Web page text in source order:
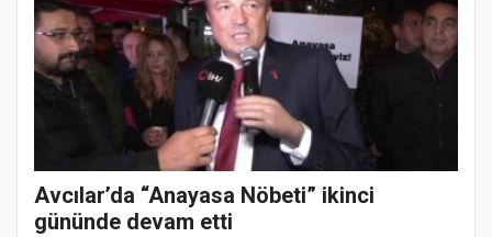
Avcılar’da “Anayasa Nöbeti” ikinci
gününde devam etti